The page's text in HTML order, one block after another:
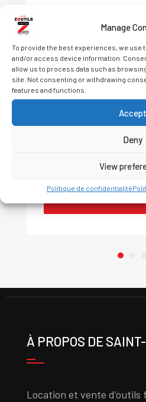
Manage
To provide the best experiences, we
and/or access device information.
allow us to process data such as
site. Not consenting or withdrawing
features and functions.
Accept
Deny
View
Politique de confidentialité
AVEC
Prix total de la
location
Incl. taxes
Achat ou
DEMANDER UN
À PROPOS DE
Location et vente d’outils